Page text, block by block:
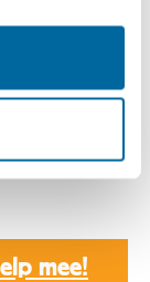
jongen
|
Vind ik
mee!